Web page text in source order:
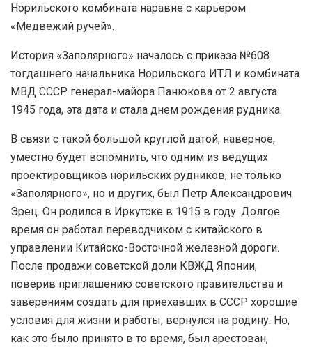
Норильского комбината наравне с карьером
«Медвежий ручей».
История «Заполярного» началось с приказа №608
тогдашнего начальника Норильского ИТЛ и комбината
МВД СССР генерал-майора Панюкова от 2 августа
1945 года, эта дата и стала днем рождения рудника.
В связи с такой большой круглой датой, наверное,
уместно будет вспомнить, что одним из ведущих
проектировщиков норильских рудников, не только
«Заполярного», но и других, был Петр Александрович
Эрец. Он родился в Иркутске в 1915 в году. Долгое
время он работал переводчиком с китайского в
управлении Китайско-Восточной железной дороги.
После продажи советской доли КВЖД Японии,
поверив приглашению советского правительства и
заверениям создать для приехавших в СССР хорошие
условия для жизни и работы, вернулся на родину. Но,
как это было принято в то время, был арестован,